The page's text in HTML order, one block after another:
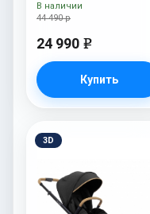
44 490 р
24 990 e
Купить
В наличии
3D